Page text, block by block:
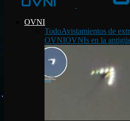
OVNI
TodoAvistamientos de
OVNIOVNIs en la